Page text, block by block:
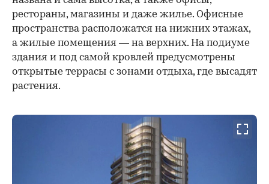
рестораны, магазины и даже жилье. Офисные
пространства расположатся на нижних этажах,
а жилые помещения — на верхних. На подиуме
здания и под самой кровлей предусмотрены
открытые террасы с зонами отдыха, где высадят
растения.